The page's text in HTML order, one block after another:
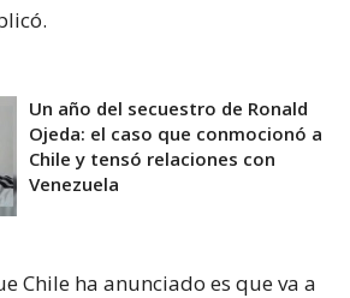
Un año del secuestro de Ronald
Ojeda: el caso que conmocionó a
Chile y tensó relaciones con
Venezuela
Chile ha anunciado es que va a